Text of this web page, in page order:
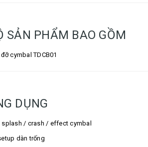
SẢN PHẨM BAO GỒM
cymbal TDCB01
DỤNG
splash / crash / effect cymbal
dàn trống